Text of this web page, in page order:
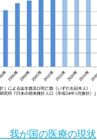
我が国の医療の現状